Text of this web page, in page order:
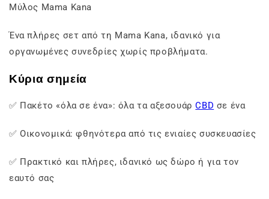
Μύλος Mama Kana
Ένα πλήρες σετ από τη Mama Kana, ιδανικό για
οργανωμένες συνεδρίες χωρίς προβλήματα.
Κύρια σημεία
✅ Πακέτο «όλα σε ένα»: όλα τα αξεσουάρCBD σε ένα
✅ Οικονομικά: φθηνότερα από τις ενιαίες συσκευασίες
✅ Πρακτικό και πλήρες, ιδανικό ως δώρο ή για τον
εαυτό σας